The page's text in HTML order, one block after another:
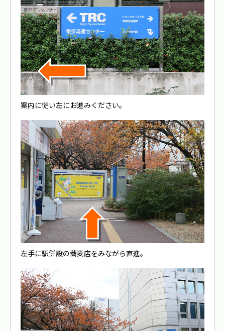
案内に従い左にお進みください。
左手に駅併設の蕎麦店をみながら直進。